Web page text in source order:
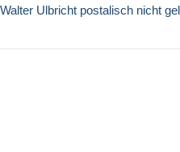
Ulbricht postalisch nicht